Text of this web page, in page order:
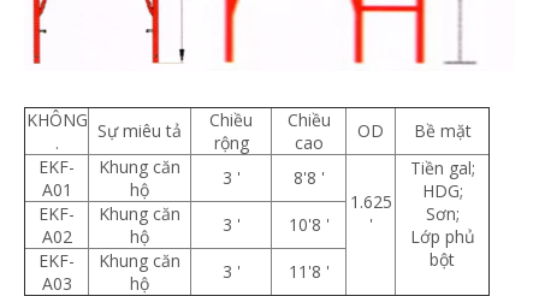
KHÔNG
.
Sự miêu tả
Chiều
rộng
Chiều
cao
OD
Bề mặt
EKF-
A01
Khung căn
hộ
3 '
8'8 '
1.625
'
Tiền gal;
HDG;
Sơn;
Lớp phủ
bột
EKF-
A02
Khung căn
hộ
3 '
10'8 '
EKF-
A03
Khung căn
hộ
3 ' 11'8 '